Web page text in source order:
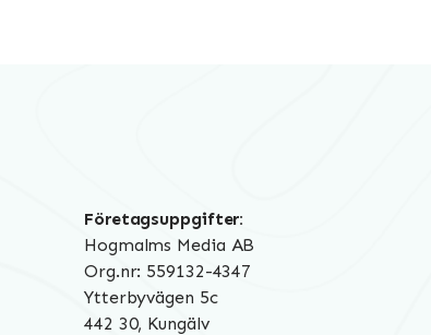
Företagsuppgifter:
Hogmalms Media AB
Org.nr: 559132-4347
Ytterbyvägen 5c
442 30, Kungälv